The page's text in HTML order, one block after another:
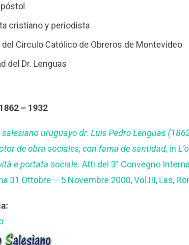
cristiano y periodista
Círculo Católico de Obreros de Montevideo
del Dr. Lenguas
– 1932
uruguayo dr. Luis Pedro Lenguas
de obra sociales, con fama de santidad, in
e portata sociale. Atti del 3° Convegno
31 Ottobre – 5 Novembre 2000, Vol.III, Las,